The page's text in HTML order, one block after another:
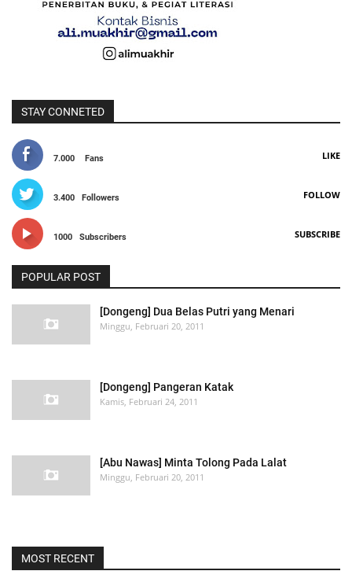
STAY CONNETED
7.000 Fans LIKE
3.400 Followers FOLLOW
1000 Subscribers SUBSCRIBE
POPULAR POST
[Dongeng] Dua Belas Putri yang Menari
Minggu, Februari 20, 2011
[Dongeng] Pangeran Katak
Kamis, Februari 24, 2011
[Abu Nawas] Minta Tolong Pada Lalat
Minggu, Februari 20, 2011
MOST RECENT